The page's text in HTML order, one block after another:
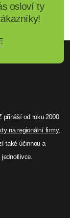
osloví ty
přináší od roku 2000
na regionální firmy,
také účinnou a